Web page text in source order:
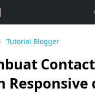
Tutorial Blogger
Responsive